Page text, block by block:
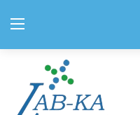
Regisztráció